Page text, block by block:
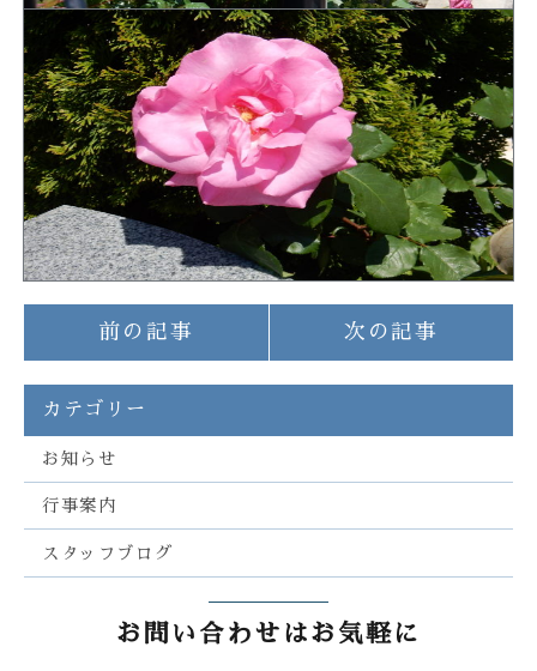
前の記事 次の記事
カテゴリー
お知らせ
行事案内
スタッフブログ
お問い合わせはお気軽に